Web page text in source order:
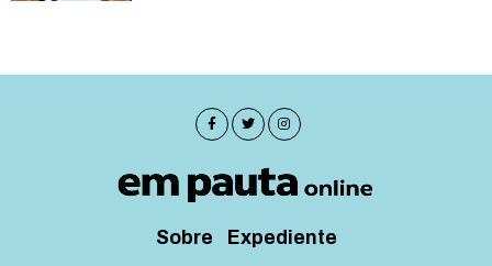
Sobre Expediente